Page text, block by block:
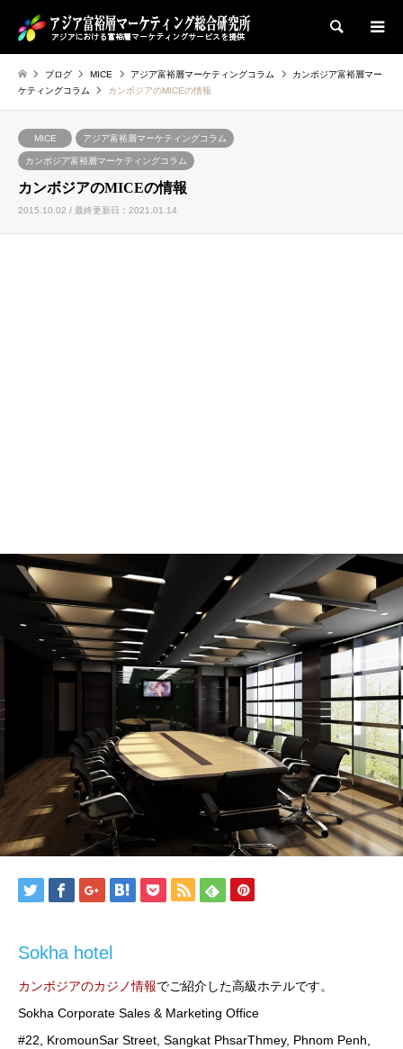
検索
ブログ MICE アジア富裕層マーケティングコラム
カンボジア富裕層マー
ケティングコラム
カンボジアのMICEの情報
MICE アジア富裕層マーケティングコラム
カンボジア富裕層マーケティングコラム
カンボジアのMICEの情報
2015.10.02 / 最終更新日：2021.01.14
Sokha hotel
カンボジアのカジノ情報でご紹介した高級ホテルです。
Sokha Corporate Sales & Marketing Office
#22, KromounSar Street, Sangkat PhsarThmey, Phnom Penh,